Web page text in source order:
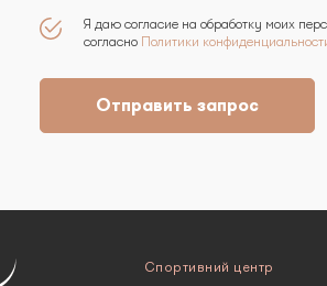
Я даю согласие на обработку моих
согласно Политики
Отправить запрос
Спортивний центр